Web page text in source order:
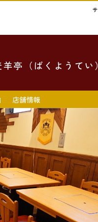
亭（ばくようてい）
店舗情報